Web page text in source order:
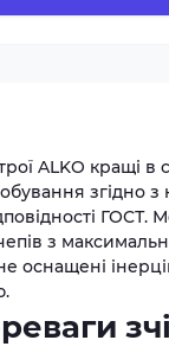
ALKO кращі в
згідно з
ГОСТ.
з
оснащені